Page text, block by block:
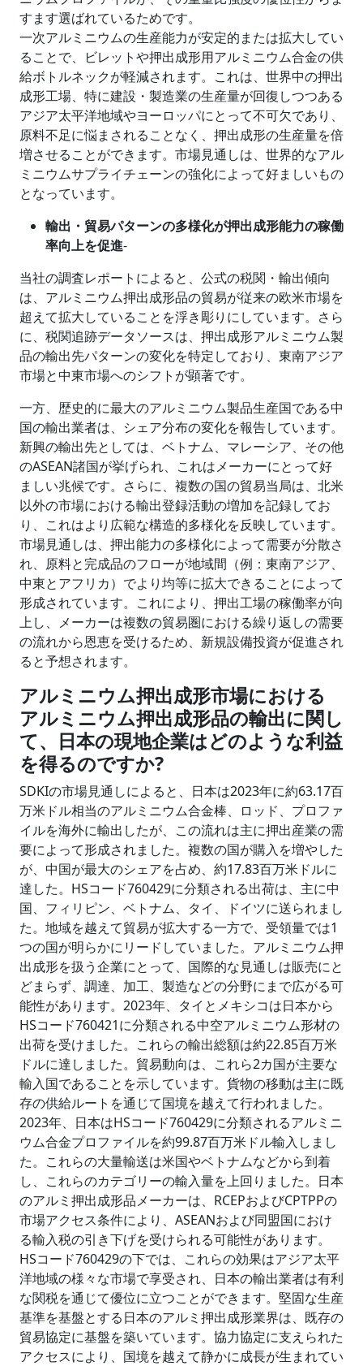
すます選ばれているためです。
一次アルミニウムの生産能力が安定的または拡大してい
ることで、ビレットや押出成形用アルミニウム合金の供
給ボトルネックが軽減されます。これは、世界中の押出
成形工場、特に建設・製造業の生産量が回復しつつある
アジア太平洋地域やヨーロッパにとって不可欠であり、
原料不足に悩まされることなく、押出成形の生産量を倍
増させることができます。市場見通しは、世界的なアル
ミニウムサプライチェーンの強化によって好ましいもの
となっています。
輸出・貿易パターンの多様化が押出成形能力の稼働
率向上を促進-
当社の調査レポートによると、公式の税関・輸出傾向
は、アルミニウム押出成形品の貿易が従来の欧米市場を
超えて拡大していることを浮き彫りにしています。さら
に、税関追跡データソースは、押出成形アルミニウム製
品の輸出先パターンの変化を特定しており、東南アジア
市場と中東市場へのシフトが顕著です。
一方、歴史的に最大のアルミニウム製品生産国である中
国の輸出業者は、シェア分布の変化を報告しています。
新興の輸出先としては、ベトナム、マレーシア、その他
のASEAN諸国が挙げられ、これはメーカーにとって好
ましい兆候です。さらに、複数の国の貿易当局は、北米
以外の市場における輸出登録活動の増加を記録してお
り、これはより広範な構造的多様化を反映しています。
市場見通しは、押出能力の多様化によって需要が分散さ
れ、原料と完成品のフローが地域間（例：東南アジア、
中東とアフリカ）でより均等に拡大できることによって
形成されています。これにより、押出工場の稼働率が向
上し、メーカーは複数の貿易圏における繰り返しの需要
の流れから恩恵を受けるため、新規設備投資が促進され
ると予想されます。
アルミニウム押出成形市場における
アルミニウム押出成形品の輸出に関し
て、日本の現地企業はどのような利益
を得るのですか?
SDKIの市場見通しによると、日本は2023年に約63.17百
万米ドル相当のアルミニウム合金棒、ロッド、プロファ
イルを海外に輸出したが、この流れは主に押出産業の需
要によって形成されました。複数の国が購入を増やした
が、中国が最大のシェアを占め、約17.83百万米ドルに
達した。HSコード760429に分類される出荷は、主に中
国、フィリピン、ベトナム、タイ、ドイツに送られまし
た。地域を越えて貿易が拡大する一方で、受領量では1
つの国が明らかにリードしていました。アルミニウム押
出成形を扱う企業にとって、国際的な見通しは販売にと
どまらず、調達、加工、製造などの分野にまで広がる可
能性があります。2023年、タイとメキシコは日本から
HSコード760421に分類される中空アルミニウム形材の
出荷を受けました。これらの輸出総額は約22.85百万米
ドルに達しました。貿易動向は、これら2カ国が主要な
輸入国であることを示しています。貨物の移動は主に既
存の供給ルートを通じて国境を越えて行われました。
2023年、日本はHSコード760429に分類されるアルミニ
ウム合金プロファイルを約99.87百万米ドル輸入しまし
た。これらの大量輸送は米国やベトナムなどから到着
し、これらのカテゴリーの輸入量を上回りました。日本
のアルミ押出成形品メーカーは、RCEPおよびCPTPPの
市場アクセス条件により、ASEANおよび同盟国におけ
る輸入税の引き下げを受けられる可能性があります。
HSコード760429の下では、これらの効果はアジア太平
洋地域の様々な市場で享受され、日本の輸出業者は有利
な関税を通じて優位に立つことができます。堅固な生産
基準を基盤とする日本のアルミ押出成形業界は、既存の
貿易協定に基盤を築いています。協力協定に支えられた
アクセスにより、国境を越えて静かに成長が生まれてい